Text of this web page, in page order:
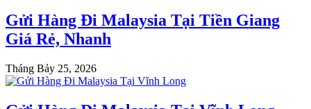
Gửi Hàng Đi Malaysia Tại Tiền Giang
Giá Rẻ, Nhanh
Tháng Bảy 25, 2026